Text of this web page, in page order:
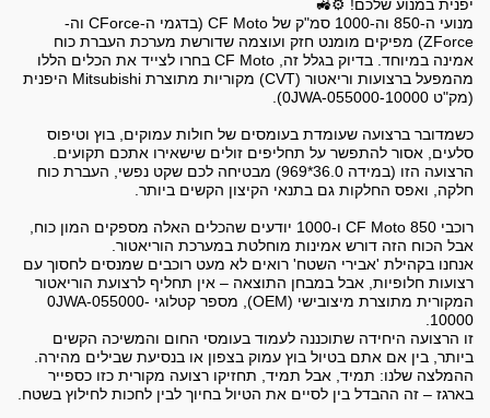
מנועי ה-850 וה-1000 סמ"ק של CF Moto (בדגמי ה-CForce וה-
ZForce) מפיקים מומנט חזק ועוצמה שדורשת מערכת העברת כוח
אמינה במיוחד. בדיוק בגלל זה, CF Moto בחרו לצייד את הכלים הללו
מהמפעל ברצועות וריאטור (CVT) מקוריות מתוצרת Mitsubishi היפנית
כשמדובר ברצועה שעומדת בעומסים של חולות עמוקים, בוץ וטיפוס
סלעים, אסור להתפשר על תחליפים זולים שישאירו אתכם תקועים.
הרצועה הזו (במידה 36.0*969) מבטיחה לכם שקט נפשי, העברת כוח
רוכבי CF Moto 850 ו-1000 יודעים שהכלים האלה מספקים המון כוח,
אנחנו בקהילת 'אבירי השטח' רואים לא מעט רוכבים שמנסים לחסוך עם
רצועות חלופיות, אבל במבחן התוצאה – אין תחליף לרצועת הוריאטור
המקורית מתוצרת מיצובישי (OEM), מספר קטלוגי 0JWA-055000-
זו הרצועה היחידה שתוכננה לעמוד בעומסי החום והמשיכה הקשים
ביותר, בין אם אתם בטיול בוץ עמוק בצפון או בנסיעת שבילים מהירה.
ההמלצה שלנו: תמיד, אבל תמיד, תחזיקו רצועה מקורית כזו כספייר
בארגז – זה ההבדל בין לסיים את הטיול בחיוך לבין לחכות לחילוץ בשטח.